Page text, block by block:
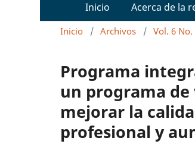
Inicio Acerca de la
Inicio / Archivos / Vol. 6
Programa
un programa de
mejorar la
profesional y